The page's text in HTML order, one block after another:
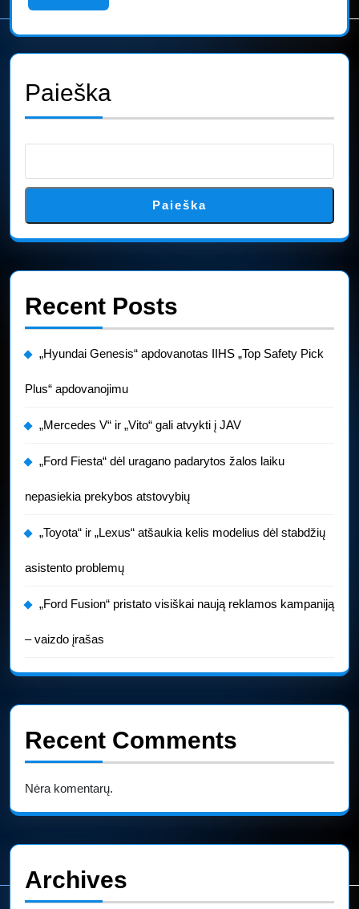
More
Paieška
Paieška
Recent Posts
„Hyundai Genesis“ apdovanotas IIHS „Top Safety Pick
Plus“ apdovanojimu
„Mercedes V“ ir „Vito“ gali atvykti į JAV
„Ford Fiesta“ dėl uragano padarytos žalos laiku
nepasiekia prekybos atstovybių
„Toyota“ ir „Lexus“ atšaukia kelis modelius dėl stabdžių
asistento problemų
„Ford Fusion“ pristato visiškai naują reklamos kampaniją
– vaizdo įrašas
Recent Comments
Nėra komentarų.
Archives